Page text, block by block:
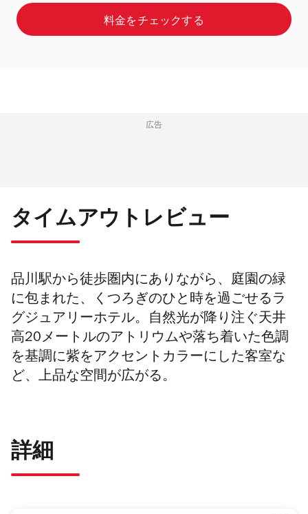
料金をチェックする
広告
タイムアウトレビュー
品川駅から徒歩圏内にありながら、庭園の緑
に包まれた、くつろぎのひと時を過ごせるラ
グジュアリーホテル。自然光が降り注ぐ天井
高20メートルのアトリウムや落ち着いた色調
を基調に紫をアクセントカラーにした客室な
ど、上品な空間が広がる。
詳細